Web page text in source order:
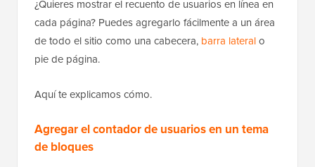
¿Quieres mostrar el recuento de usuarios en línea en
cada página? Puedes agregarlo fácilmente a un área
de todo el sitio como una cabecera, barra lateralo
pie de página.
Aquí te explicamos cómo.
Agregar el contador de usuarios en un tema
de bloques